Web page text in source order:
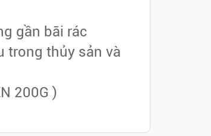
gần bãi rác
trong thủy sản và
200G )